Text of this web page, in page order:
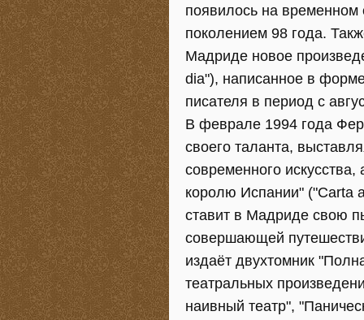
появилось на временном
поколением 98 года.
Мадриде новое
dia"), написанное в
писателя в период с
В феврале 1994 года
своего таланта,
современного
королю Испании" ("Carta
ставит в Мадриде свою
совершающей
издаёт двухтомник
театральных
наивный театр",